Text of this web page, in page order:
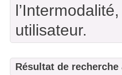
utilisateur.
Résultat de